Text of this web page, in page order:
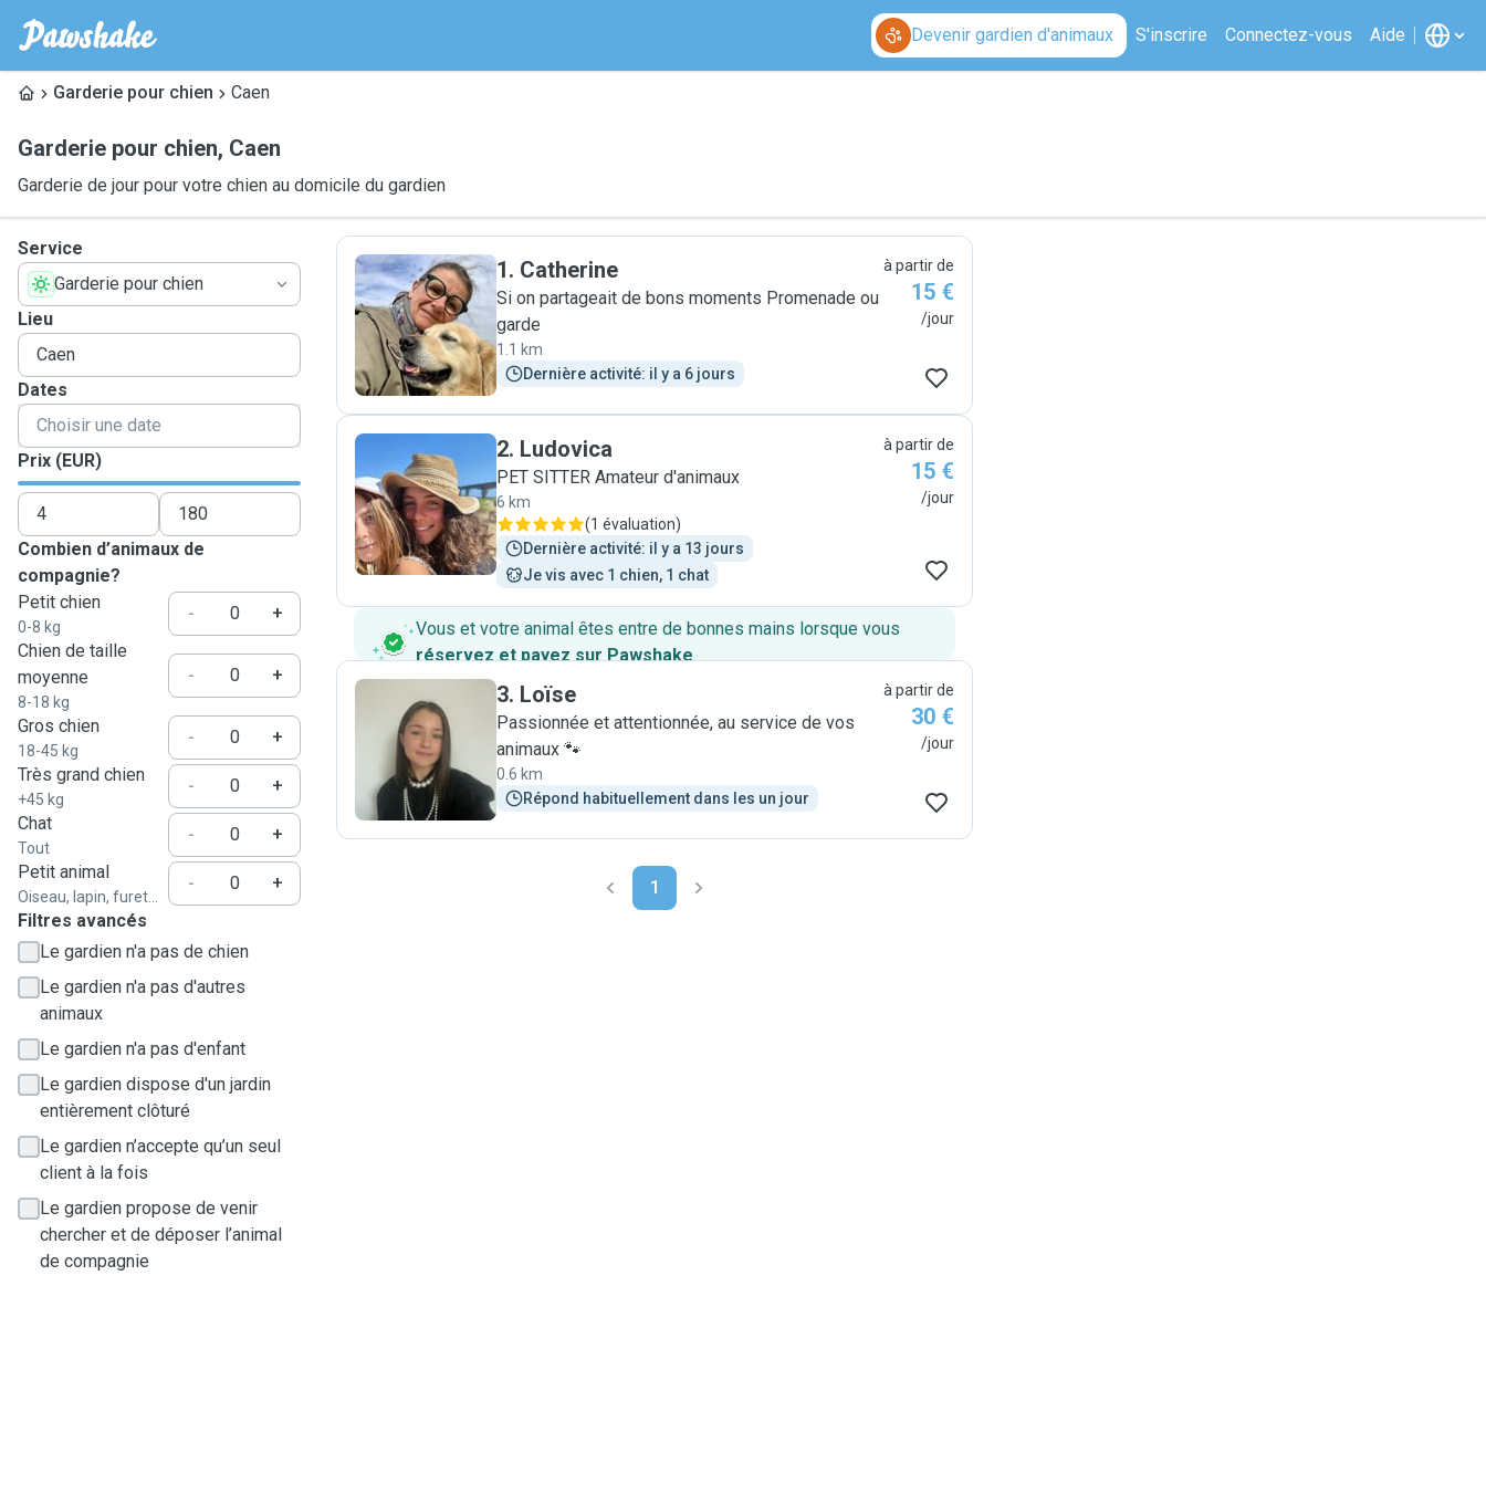
Devenir gardien d'animaux S'inscrire Connectez-vous Aide
Garderie pour chien Caen
Garderie pour chien, Caen
Garderie de jour pour votre chien au domicile du gardien
Service
Garderie pour chien
Lieu
Dates
Prix (EUR)
Combien d’animaux de
compagnie?
Petit chien
0-8 kg
-
+
Chien de taille
moyenne
8-18 kg
- +
Gros chien
18-45 kg
-
+
Très grand chien
+45 kg
-
+
Chat
Tout
-
+
Petit animal
Oiseau, lapin, furet...
-
+
Filtres avancés
Le gardien n'a pas de chien
Le gardien n'a pas d'autres
animaux
Le gardien n'a pas d'enfant
Le gardien dispose d'un jardin
entièrement clôturé
Le gardien n’accepte qu’un seul
client à la fois
Le gardien propose de venir
chercher et de déposer l’animal
de compagnie
C
1. Catherine
Si on partageait de bons moments Promenade ou
garde
1.1 km
Dernière activité: il y a 6 jours
à partir de
15 €
/jour
L
2. Ludovica
PET SITTER Amateur d'animaux
6 km
(1 évaluation)
Dernière activité: il y a 13 jours
Je vis avec 1 chien, 1 chat
à partir de
15 €
/jour
Vous et votre animal êtes entre de bonnes mains lorsque vous
réservez et payez sur Pawshake.
L
3. Loïse
Passionnée et attentionnée, au service de vos
animaux 🐾
0.6 km
Répond habituellement dans les un jour
à partir de
30 €
/jour
1